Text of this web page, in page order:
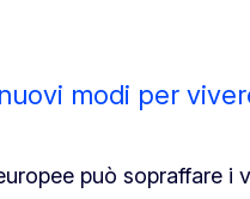
modi per
può sopraffare i